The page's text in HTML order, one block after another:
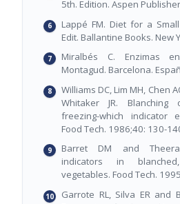
5th. Edition. Aspen
Lappé FM. Diet for a
Edit. Ballantine Books. New
Miralbés C. Enzimas
Montagud. Barcelona.
Williams DC, Lim MH, Chen
Whitaker JR.
freezing-which indicator
Food Tech. 1986;40: 130-
Barret DM and
indicators in
vegetables. Food Tech.
Garrote RL, Silva ER and